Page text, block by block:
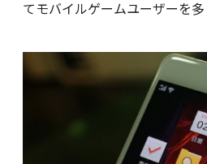
てモバイルゲームユーザーを多